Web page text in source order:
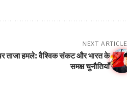
NEXT ARTICLE
ताजा हमले: वैश्विक संकट और भारत के
समक्ष चुनौतियाँ